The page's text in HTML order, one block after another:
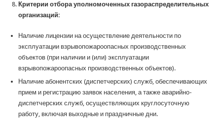
Критерии отбора уполномоченных газораспределительных
организаций:
Наличие лицензии на осуществление деятельности по
эксплуатации взрывопожароопасных производственных
объектов (при наличии и (или) эксплуатации
взрывопожароопасных производственных объектов).
Наличие абонентских (диспетчерских) служб, обеспечивающих
прием и регистрацию заявок населения, а также аварийно-
диспетчерских служб, осуществляющих круглосуточную
работу, включая выходные и праздничные дни.